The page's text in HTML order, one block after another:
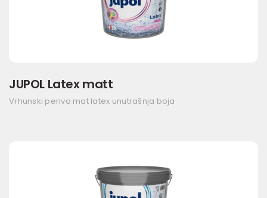
JUPOL Latex matt
Vrhunski periva mat latex unutrašnja boja